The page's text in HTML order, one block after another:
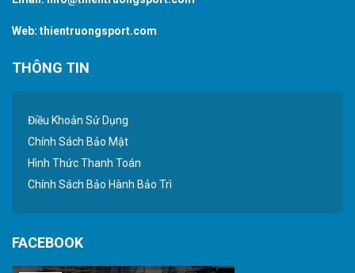
Web: thientruongsport.com
THÔNG TIN
Điều Khoản Sử Dụng
Chính Sách Bảo Mật
Hình Thức Thanh Toán
Chính Sách Bảo Hành Bảo Trì
FACEBOOK